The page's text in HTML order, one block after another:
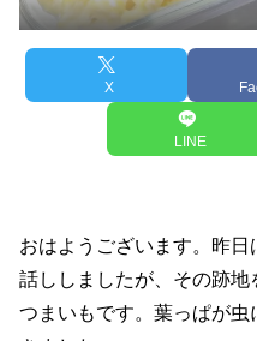
X
LINE
おはようございます。昨
話ししましたが、その跡地
つまいもです。葉っぱが